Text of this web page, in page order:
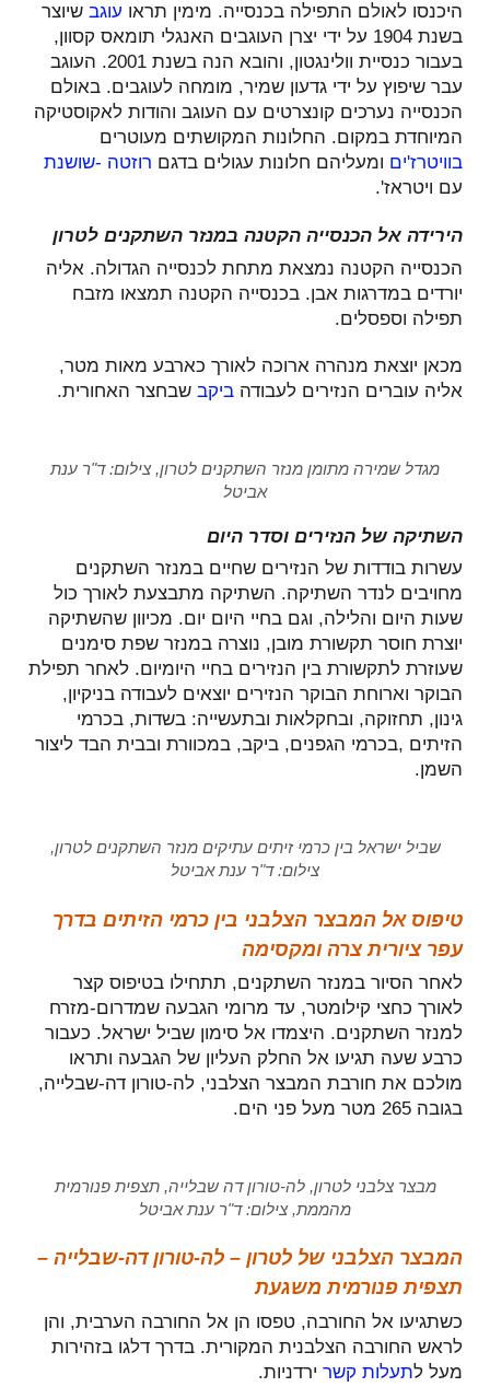
היכנסו לאולם התפילה בכנסייה. מימין תראו עוגב שיוצר
בשנת 1904 על ידי יצרן העוגבים האנגלי תומאס קסוון,
בעבור כנסיית וולינגטון, והובא הנה בשנת 2001. העוגב
עבר שיפוץ על ידי גדעון שמיר, מומחה לעוגבים. באולם
הכנסייה נערכים קונצרטים עם העוגב והודות לאקוסטיקה
המיוחדת במקום. החלונות המקושתים מעוטרים
בוויטרז'ים ומעליהם חלונות עגולים בדגם רוזטה -שושנת
עם ויטראז'.
הירידה אל הכנסייה הקטנה במנזר השתקנים לטרון
הכנסייה הקטנה נמצאת מתחת לכנסייה הגדולה. אליה
יורדים במדרגות אבן. בכנסייה הקטנה תמצאו מזבח
תפילה וספסלים.
מכאן יוצאת מנהרה ארוכה לאורך כארבע מאות מטר,
אליה עוברים הנזירים לעבודה ביקב שבחצר האחורית.
מגדל שמירה מתומן מנזר השתקנים לטרון, צילום: ד"ר ענת
אביטל
השתיקה של הנזירים וסדר היום
עשרות בודדות של הנזירים שחיים במנזר השתקנים
מחויבים לנדר השתיקה. השתיקה מתבצעת לאורך כול
שעות היום והלילה, וגם בחיי היום יום. מכיוון שהשתיקה
יוצרת חוסר תקשורת מובן, נוצרה במנזר שפת סימנים
שעוזרת לתקשורת בין הנזירים בחיי היומיום. לאחר תפילת
הבוקר וארוחת הבוקר הנזירים יוצאים לעבודה בניקיון,
גינון, תחזוקה, ובחקלאות ובתעשייה: בשדות, בכרמי
הזיתים ,בכרמי הגפנים, ביקב, במכוורת ובבית הבד ליצור
השמן.
שביל ישראל בין כרמי זיתים עתיקים מנזר השתקנים לטרון,
צילום: ד"ר ענת אביטל
טיפוס אל המבצר הצלבני בין כרמי הזיתים בדרך
עפר ציורית צרה ומקסימה
לאחר הסיור במנזר השתקנים, תתחילו בטיפוס קצר
לאורך כחצי קילומטר, עד מרומי הגבעה שמדרום-מזרח
למנזר השתקנים. היצמדו אל סימון שביל ישראל. כעבור
כרבע שעה תגיעו אל החלק העליון של הגבעה ותראו
מולכם את חורבת המבצר הצלבני, לה-טורון דה-שבלייה,
בגובה 265 מטר מעל פני הים.
מבצר צלבני לטרון, לה-טורון דה שבלייה, תצפית פנורמית
מהממת, צילום: ד"ר ענת אביטל
המבצר הצלבני של לטרון – לה-טורון דה-שבלייה –
תצפית פנורמית משגעת
כשתגיעו אל החורבה, טפסו הן אל החורבה הערבית, והן
לראש החורבה הצלבנית המקורית. בדרך דלגו בזהירות
מעל לתעלות קשר ירדניות.